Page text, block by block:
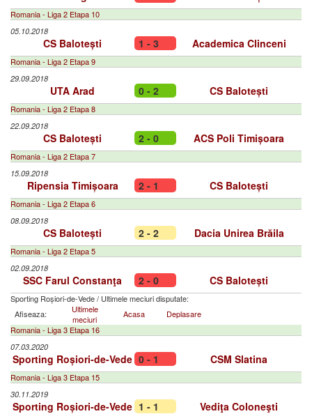
Romania - Liga 2 Etapa 10
05.10.2018
CS Balotești 1 - 3 Academica Clinceni
Romania - Liga 2 Etapa 9
29.09.2018
UTA Arad 0 - 2 CS Balotești
Romania - Liga 2 Etapa 8
22.09.2018
CS Balotești 2 - 0 ACS Poli Timișoara
Romania - Liga 2 Etapa 7
15.09.2018
Ripensia Timișoara 2 - 1 CS Balotești
Romania - Liga 2 Etapa 6
08.09.2018
CS Balotești 2 - 2 Dacia Unirea Brăila
Romania - Liga 2 Etapa 5
02.09.2018
SSC Farul Constanţa 2 - 0 CS Balotești
Sporting Roșiori-de-Vede/ Ultimele meciuri disputate:
Afiseaza:
Ultimele
meciuri
Acasa
Deplasare
Romania - Liga 3 Etapa 16
07.03.2020
Sporting Roșiori-de-Vede 0 - 1 CSM Slatina
Romania - Liga 3 Etapa 15
30.11.2019
Sporting Roșiori-de-Vede 1 - 1 Vediţa Coloneşti